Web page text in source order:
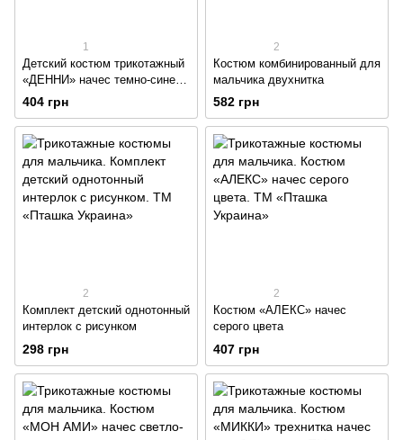
1
Детский костюм трикотажный
«ДЕННИ» начес темно-синего
цвета
404 грн
2
Костюм комбинированный для
мальчика двухнитка
582 грн
2
Комплект детский однотонный
интерлок с рисунком
298 грн
2
Костюм «АЛЕКС» начес
серого цвета
407 грн